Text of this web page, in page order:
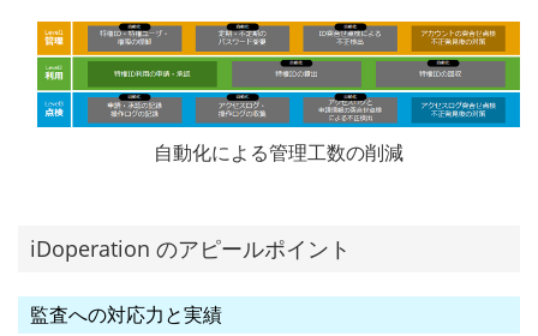
自動化による管理工数の削減
iDoperation のアピールポイント
監査への対応力と実績